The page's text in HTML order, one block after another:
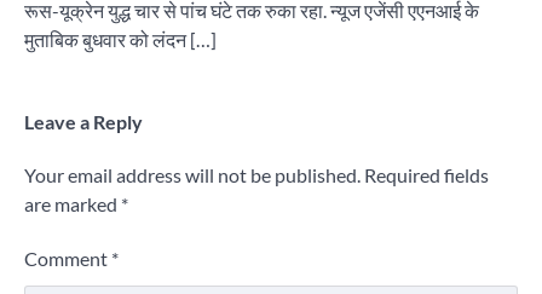
रूस-यूक्रेन युद्ध चार से पांच घंटे तक रुका रहा. न्यूज एजेंसी एएनआई के
मुताबिक बुधवार को लंदन […]
Leave a Reply
Your email address will not be published. Required fields
are marked *
Comment *